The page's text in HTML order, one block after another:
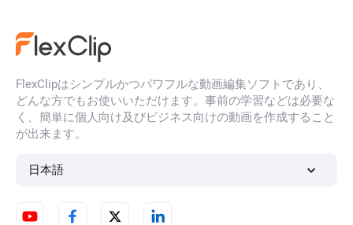
FlexClipはシンプルかつパワフルな動画編集ソフトであり、
どんな方でもお使いいただけます。事前の学習などは必要な
く、簡単に個人向け及びビジネス向けの動画を作成すること
が出来ます。
日本語